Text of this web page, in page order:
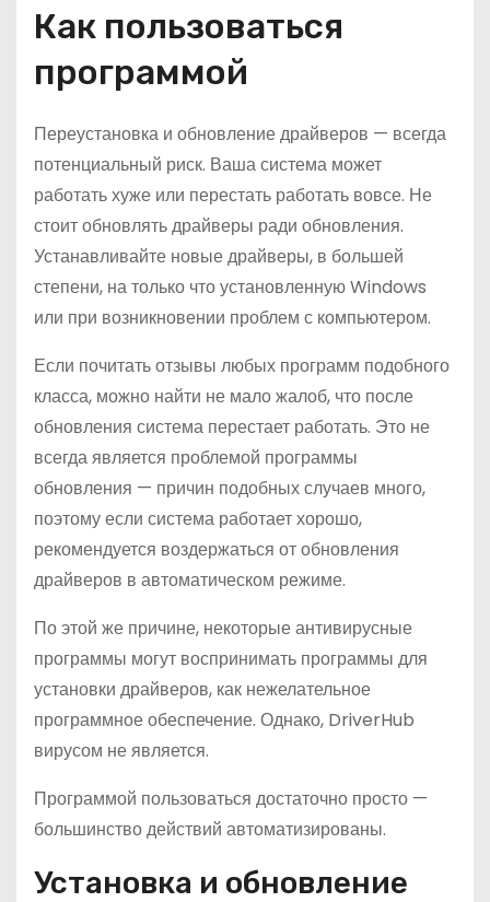
Как пользоваться
программой
Переустановка и обновление драйверов — всегда
потенциальный риск. Ваша система может
работать хуже или перестать работать вовсе. Не
стоит обновлять драйверы ради обновления.
Устанавливайте новые драйверы, в большей
степени, на только что установленную Windows
или при возникновении проблем с компьютером.
Если почитать отзывы любых программ подобного
класса, можно найти не мало жалоб, что после
обновления система перестает работать. Это не
всегда является проблемой программы
обновления — причин подобных случаев много,
поэтому если система работает хорошо,
рекомендуется воздержаться от обновления
драйверов в автоматическом режиме.
По этой же причине, некоторые антивирусные
программы могут воспринимать программы для
установки драйверов, как нежелательное
программное обеспечение. Однако, DriverHub
вирусом не является.
Программой пользоваться достаточно просто —
большинство действий автоматизированы.
Установка и обновление